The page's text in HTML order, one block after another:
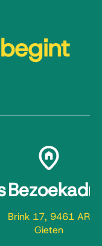
Brink 17, 9461 AR
Gieten